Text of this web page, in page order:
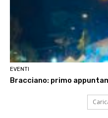
EVENTI
Bracciano: primo